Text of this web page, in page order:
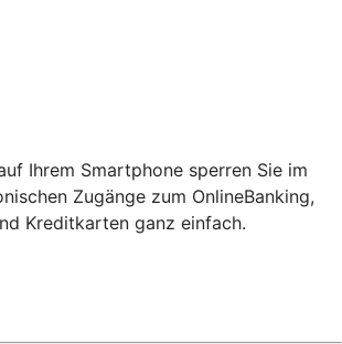
Ihrem Smartphone sperren Sie im
Zugänge zum OnlineBanking,
Kreditkarten ganz einfach.